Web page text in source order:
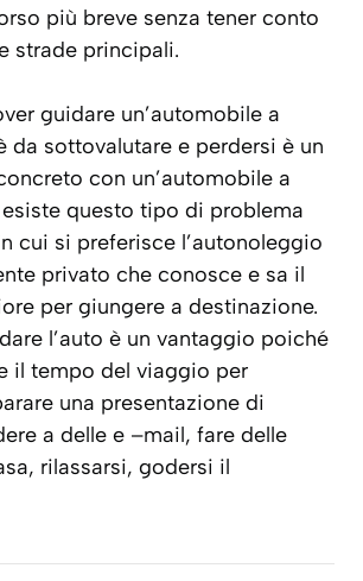
più breve senza tener conto
strade principali.
guidare un’automobile a
da sottovalutare e perdersi è un
con un’automobile a
questo tipo di problema
cui si preferisce l’autonoleggio
privato che conosce e sa il
per giungere a destinazione.
l’auto è un vantaggio poiché
il tempo del viaggio per
una presentazione di
a delle e –mail, fare delle
rilassarsi, godersi il